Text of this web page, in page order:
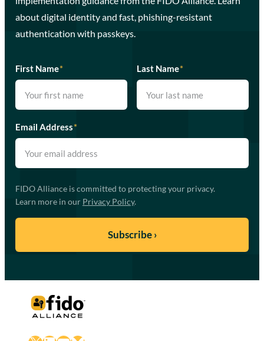
about digital identity and fast, phishing-resistant
authentication with passkeys.
First Name* Last Name*
Email Address*
FIDO Alliance is committed to protecting your privacy.
Learn more in our Privacy Policy.